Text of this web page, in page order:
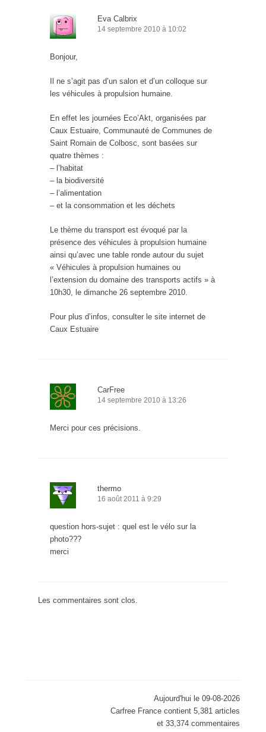
Eva Calbrix
14 septembre 2010 à 10:02
Bonjour,
Il ne s’agit pas d’un salon et d’un colloque sur
les véhicules à propulsion humaine.
En effet les journées Eco’Akt, organisées par
Caux Estuaire, Communauté de Communes de
Saint Romain de Colbosc, sont basées sur
quatre thèmes :
– l’habitat
– la biodiversité
– l’alimentation
– et la consommation et les déchets
Le thème du transport est évoqué par la
présence des véhicules à propulsion humaine
ainsi qu’avec une table ronde autour du sujet
« Véhicules à propulsion humaines ou
l’extension du domaine des transports actifs » à
10h30, le dimanche 26 septembre 2010.
Pour plus d’infos, consulter le site internet de
Caux Estuaire
CarFree
14 septembre 2010 à 13:26
Merci pour ces précisions.
thermo
16 août 2011 à 9:29
question hors-sujet : quel est le vélo sur la
photo???
merci
Les commentaires sont clos.
Aujourd'hui le 09-08-2026
Carfree France contient 5,381 articles
et 33,374 commentaires